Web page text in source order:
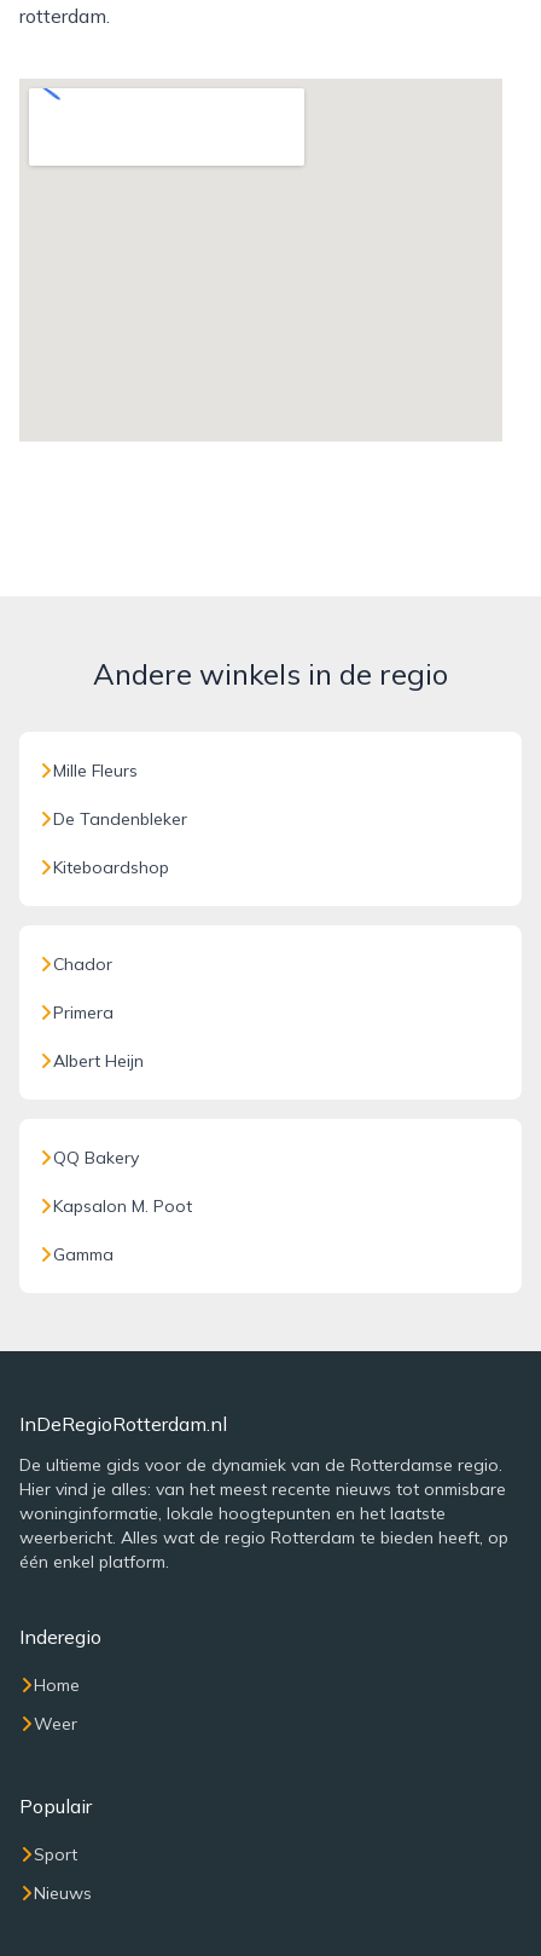
rotterdam.
Andere winkels in de regio
Mille Fleurs
De Tandenbleker
Kiteboardshop
Chador
Primera
Albert Heijn
QQ Bakery
Kapsalon M. Poot
Gamma
InDeRegioRotterdam.nl
De ultieme gids voor de dynamiek van de Rotterdamse regio.
Hier vind je alles: van het meest recente nieuws tot onmisbare
woninginformatie, lokale hoogtepunten en het laatste
weerbericht. Alles wat de regio Rotterdam te bieden heeft, op
één enkel platform.
Inderegio
Home
Weer
Populair
Sport
Nieuws